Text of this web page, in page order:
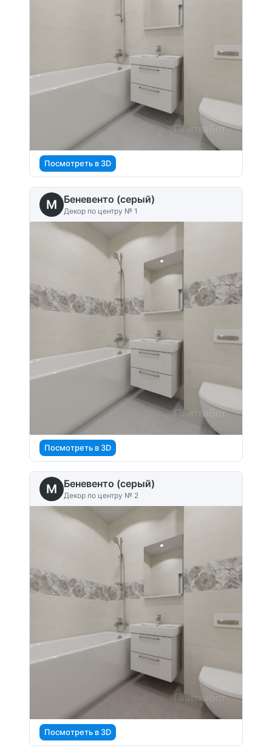
Посмотреть в 3D
M Беневенто (серый)
Декор по центру № 1
Посмотреть в 3D
M Беневенто (серый)
Декор по центру № 2
Посмотреть в 3D